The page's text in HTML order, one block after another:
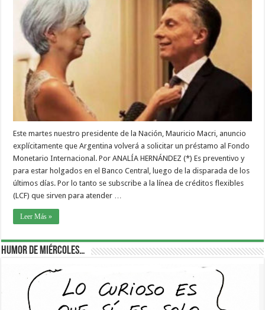
Este martes nuestro presidente de la Nación, Mauricio Macri, anuncio
explícitamente que Argentina volverá a solicitar un préstamo al Fondo
Monetario Internacional. Por ANALÍA HERNÁNDEZ (*) Es preventivo y
para estar holgados en el Banco Central, luego de la disparada de los
últimos días. Por lo tanto se subscribe a la línea de créditos flexibles
(LCF) que sirven para atender …
Leer Más »
Humor de Miércoles…